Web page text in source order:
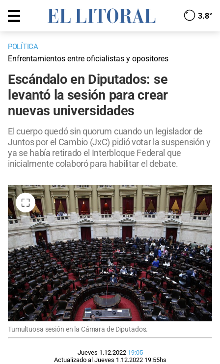
3.8°
POLÍTICA
Enfrentamientos entre oficialistas y opositores
Escándalo en Diputados: se
levantó la sesión para crear
nuevas universidades
El cuerpo quedó sin quorum cuando un legislador de
Juntos por el Cambio (JxC) pidió votar la suspensión y
ya se había retirado el Interbloque Federal que
inicialmente colaboró para habilitar el debate.
Tumultuosa sesión en la Cámara de Diputados.
Jueves 1.12.2022 19:05
Actualizado al Jueves 1.12.2022 19:55hs